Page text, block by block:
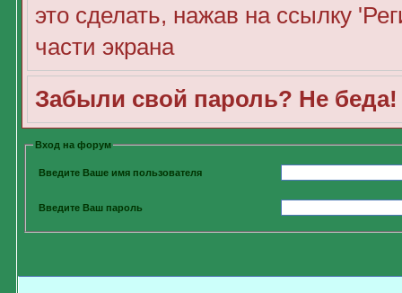
это сделать, нажав на ссылку
части экрана
Забыли свой пароль? Не
Вход на форум
Введите Ваше имя пользователя
Введите Ваш пароль